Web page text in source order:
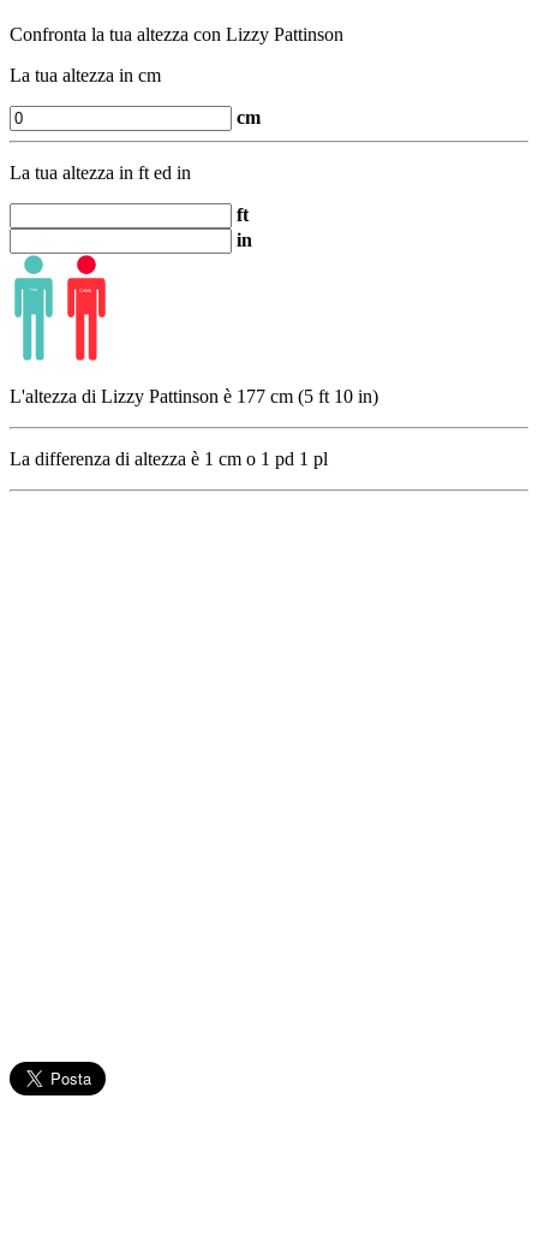
Confronta la tua altezza con Lizzy Pattinson
La tua altezza in cm
cm
La tua altezza in ft ed in
ft
in
L'altezza di Lizzy Pattinson è 177 cm (5 ft 10 in)
La differenza di altezza è 1 cm o 1 pd 1 pl